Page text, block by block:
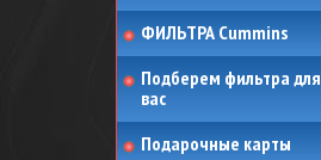
ФИЛЬТРА Cummins
Подберем фильтра для
вас
Подарочные карты